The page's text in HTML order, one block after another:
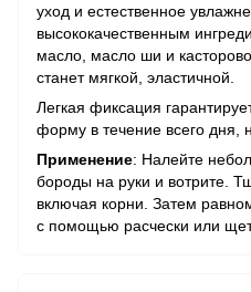
уход и естественное
высококачественным
масло, масло ши и
станет мягкой, эластичной.
Легкая фиксация
форму в течение всего дня,
Применение: Налейте
бороды на руки и вотрите.
включая корни. Затем
с помощью расчески или